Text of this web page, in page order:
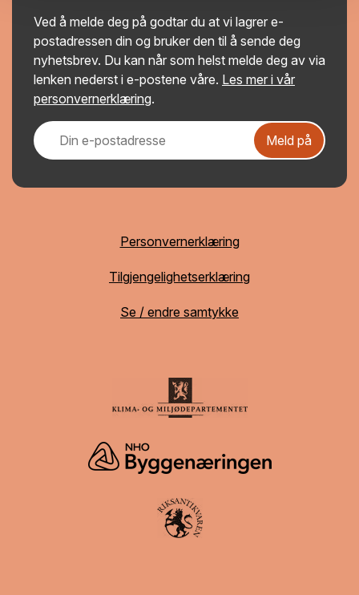
Ved å melde deg på godtar du at vi lagrer e-
postadressen din og bruker den til å sende deg
nyhetsbrev. Du kan når som helst melde deg av via
lenken nederst i e-postene våre. Les mer i vår
personvernerklæring.
Meld på
Personvernerklæring
Tilgjengelighetserklæring
Se / endre samtykke